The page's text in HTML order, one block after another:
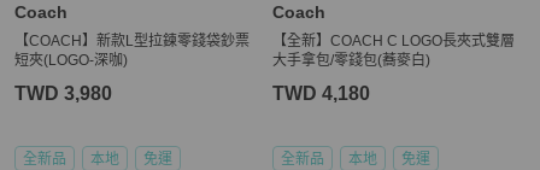
Coach
【COACH】新款L型拉鍊零錢袋鈔票
短夾(LOGO-深咖)
TWD 3,980
全新品 本地 免運
Coach
【全新】COACH C LOGO長夾式雙層
大手拿包/零錢包(蕎麥白)
TWD 4,180
全新品 本地 免運